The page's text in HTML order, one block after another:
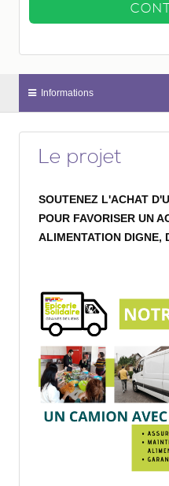
Informations
Le projet
SOUTENEZ L'ACHAT
POUR FAVORISER UN
ALIMENTATION DIGNE,